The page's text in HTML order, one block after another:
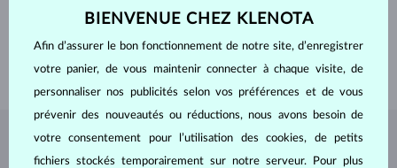
11.50 mm
LONGEUR 420 mm
POIDS 1.60 g
BIJOUX DE L'ATELIER KLENOTA
BIENVENUE CHEZ KLENOTA
Afin d’assurer le bon fonctionnement de notre site, d’enregistrer
votre panier, de vous maintenir connecter à chaque visite, de
personnaliser nos publicités selon vos préférences et de vous
prévenir des nouveautés ou réductions, nous avons besoin de
votre consentement pour l’utilisation des cookies, de petits
fichiers stockés temporairement sur notre serveur. Pour plus